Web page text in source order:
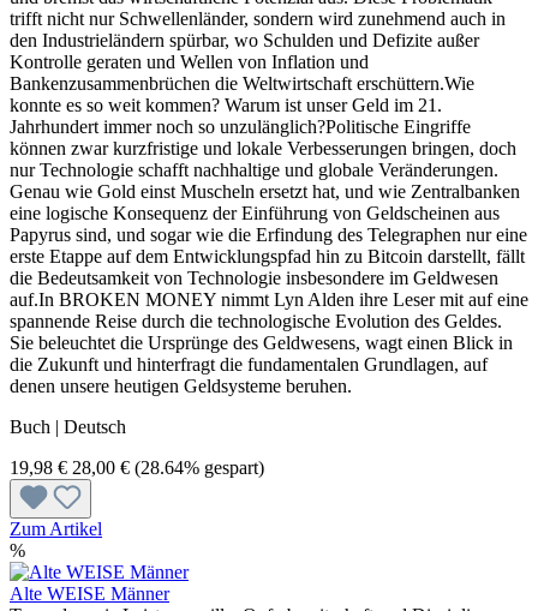
trifft nicht nur Schwellenländer, sondern wird zunehmend auch in
den Industrieländern spürbar, wo Schulden und Defizite außer
Kontrolle geraten und Wellen von Inflation und
Bankenzusammenbrüchen die Weltwirtschaft erschüttern.Wie
konnte es so weit kommen? Warum ist unser Geld im 21.
Jahrhundert immer noch so unzulänglich?Politische Eingriffe
können zwar kurzfristige und lokale Verbesserungen bringen, doch
nur Technologie schafft nachhaltige und globale Veränderungen.
Genau wie Gold einst Muscheln ersetzt hat, und wie Zentralbanken
eine logische Konsequenz der Einführung von Geldscheinen aus
Papyrus sind, und sogar wie die Erfindung des Telegraphen nur eine
erste Etappe auf dem Entwicklungspfad hin zu Bitcoin darstellt, fällt
die Bedeutsamkeit von Technologie insbesondere im Geldwesen
auf.In BROKEN MONEY nimmt Lyn Alden ihre Leser mit auf eine
spannende Reise durch die technologische Evolution des Geldes.
Sie beleuchtet die Ursprünge des Geldwesens, wagt einen Blick in
die Zukunft und hinterfragt die fundamentalen Grundlagen, auf
denen unsere heutigen Geldsysteme beruhen.
Buch | Deutsch
19,98 € 28,00 € (28.64% gespart)
Zum Artikel
%
Alte WEISE Männer